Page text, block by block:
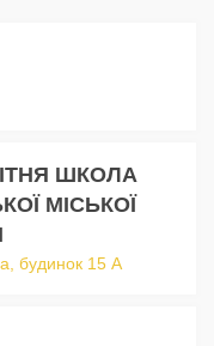
ШКОЛА
МІСЬКОЇ
будинок 15 А